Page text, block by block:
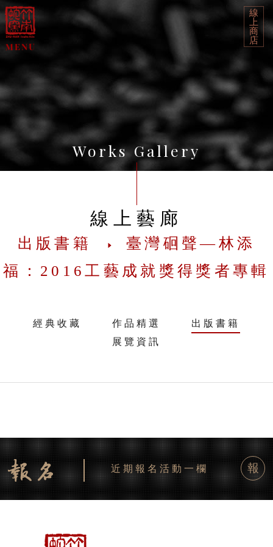
線
上
商
店
Works Gallery
線上藝廊
出版書籍
臺灣硘聲—林添
福：2016工藝成就獎得獎者專輯
經典收藏 作品精選
出版書籍
展覽資訊
近期報名活動一欄 報